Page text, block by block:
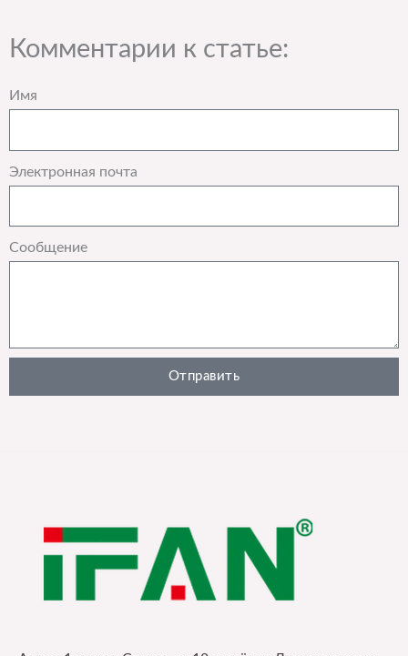
Комментарии к статье:
Имя
Электронная почта
Сообщение
Отправить